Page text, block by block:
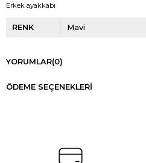
Erkek ayakkabı
RENK Mavi
YORUMLAR(0)
ÖDEME SEÇENEKLERI